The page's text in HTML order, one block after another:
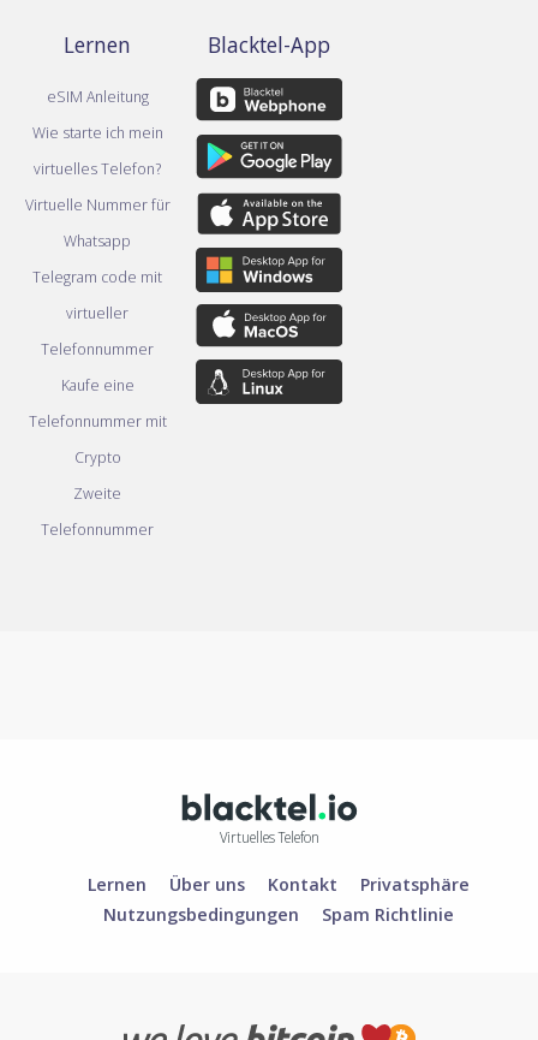
Lernen
eSIM Anleitung
Wie starte ich mein
virtuelles Telefon?
Virtuelle Nummer für
Whatsapp
Telegram code mit
virtueller
Telefonnummer
Kaufe eine
Telefonnummer mit
Crypto
Zweite
Telefonnummer
Blacktel-App
Virtuelles Telefon
Lernen Über uns Kontakt
Privatsphäre
Nutzungsbedingungen
Spam Richtlinie